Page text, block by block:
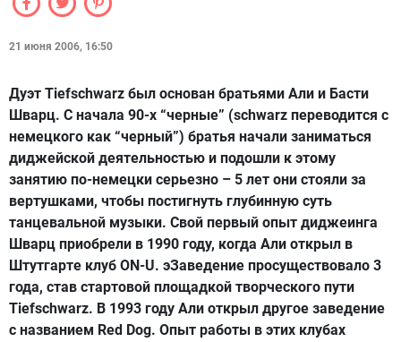
21 июня 2006, 16:50
Дуэт Tiefschwarz был основан братьями Али и Басти
Шварц. С начала 90-х “черные” (schwarz переводится с
немецкого как “черный”) братья начали заниматься
диджейской деятельностью и подошли к этому
занятию по-немецки серьезно – 5 лет они стояли за
вертушками, чтобы постигнуть глубинную суть
танцевальной музыки. Свой первый опыт диджеинга
Шварц приобрели в 1990 году, когда Али открыл в
Штутгарте клуб ON-U. эЗаведение просуществовало 3
года, став стартовой площадкой творческого пути
Tiefschwarz. В 1993 году Али открыл другое заведение
с названием Red Dog. Опыт работы в этих клубах